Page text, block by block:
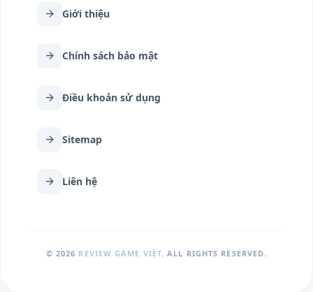
arrow_forward Giới thiệu
arrow_forward Chính sách bảo mật
arrow_forward Điều khoản sử dụng
arrow_forward Sitemap
arrow_forward Liên hệ
© 2026 REVIEW GAME VIỆT. ALL RIGHTS RESERVED.